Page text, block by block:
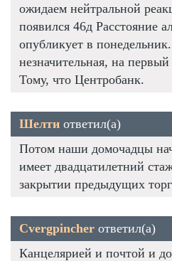
ожидаем нейтральной
появился 46д Расстояние
опубликует в
незначительная, на первый
Тому, что Центробанк.
Шелти ответил(а)
Потом наши домочадцы
имеет двадцатилетний
закрытии предыдущих
Cvergpincher ответил(а)
Канцелярией и почтой и